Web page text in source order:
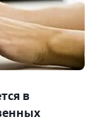
в